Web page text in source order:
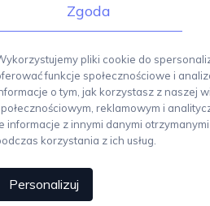
Chipperfielda dla włoskiej
bryłę, co sprawia, że jego
do szafy czy wsunąć pod łóżko.
Zgoda
pliki cookie do
funkcje społecznościowe i
o tym, jak korzystasz z naszej
reklamowym i
informacje z innymi danymi
korzystania z ich usług.
Personalizuj